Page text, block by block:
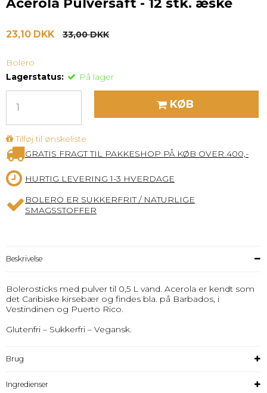
23,10 DKK 33,00 DKK
Bolero
Lagerstatus:
På lager
KØB
Tilføj til ønskeliste
GRATIS FRAGT TIL PAKKESHOP PÅ KØB OVER 400,-
HURTIG LEVERING 1-3 HVERDAGE
BOLERO ER SUKKERFRIT / NATURLIGE
SMAGSSTOFFER
Beskrivelse
Bolerosticks med pulver til 0,5 L vand. Acerola er kendt som
det Caribiske kirsebær og findes bla. på Barbados, i
Vestindinen og Puerto Rico.
Glutenfri – Sukkerfri – Vegansk.
Brug
Ingredienser